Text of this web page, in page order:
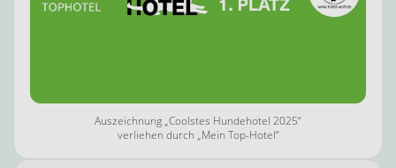
Auszeichnung „Coolstes Hundehotel 2025“
verliehen durch „Mein Top-Hotel“